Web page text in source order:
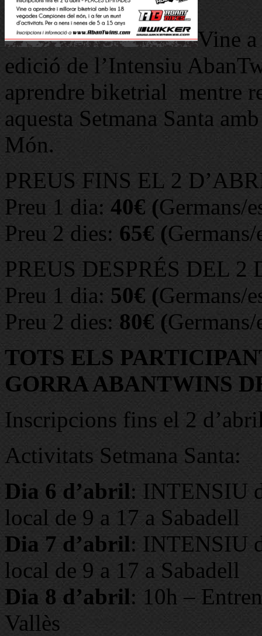
Vine a
edició de l’Intensiu
aprendre biketrial mentre
aquesta Setmana Santa
Món.
PREUS FINS EL 2
Preu 1 dia: 40€ (Germans/
Preu 2 dies: 65€ (Germans/
PREUS DESPRÉS DEL 2
Preu 1 dia: 50€ (Germans/
Preu 2 dies: 80€ (Germans/
TOTS ELS
GORRA ABANTWINS
Inscripcions fins el 2
Activitats Setmana Santa:
Dia 6 d’abril: INTENSIU
local de 9 a 17 a Sabadell
Dia 7 d’abril: INTENSIU
local de 9 a 17 a Sabadell
Dia 8 d’abril: 10h –
Vallès